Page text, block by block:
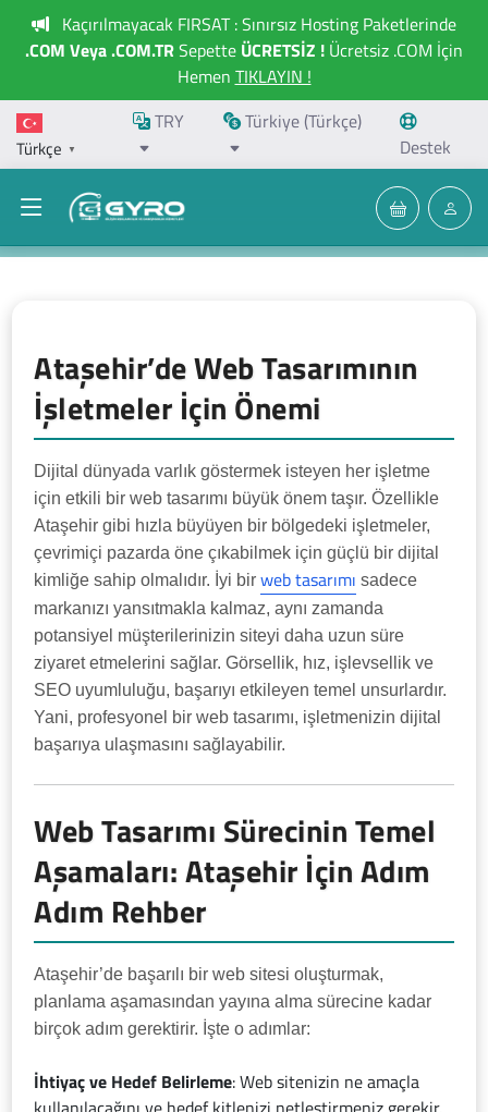
Kaçırılmayacak FIRSAT : Sınırsız Hosting Paketlerinde
.COM Veya .COM.TRSepette ÜCRETSİZ ! Ücretsiz .COM İçin
Hemen TIKLAYIN !
Türkçe ▼
TRY
Türkiye (Türkçe)
Destek
Ataşehir’de Web Tasarımının
İşletmeler İçin Önemi
Dijital dünyada varlık göstermek isteyen her işletme
için etkili bir web tasarımı büyük önem taşır. Özellikle
Ataşehir gibi hızla büyüyen bir bölgedeki işletmeler,
çevrimiçi pazarda öne çıkabilmek için güçlü bir dijital
kimliğe sahip olmalıdır. İyi birweb tasarımı sadece
markanızı yansıtmakla kalmaz, aynı zamanda
potansiyel müşterilerinizin siteyi daha uzun süre
ziyaret etmelerini sağlar. Görsellik, hız, işlevsellik ve
SEO uyumluluğu, başarıyı etkileyen temel unsurlardır.
Yani, profesyonel bir web tasarımı, işletmenizin dijital
başarıya ulaşmasını sağlayabilir.
Web Tasarımı Sürecinin Temel
Aşamaları: Ataşehir İçin Adım
Adım Rehber
Ataşehir’de başarılı bir web sitesi oluşturmak,
planlama aşamasından yayına alma sürecine kadar
birçok adım gerektirir. İşte o adımlar:
İhtiyaç ve Hedef Belirleme: Web sitenizin ne amaçla